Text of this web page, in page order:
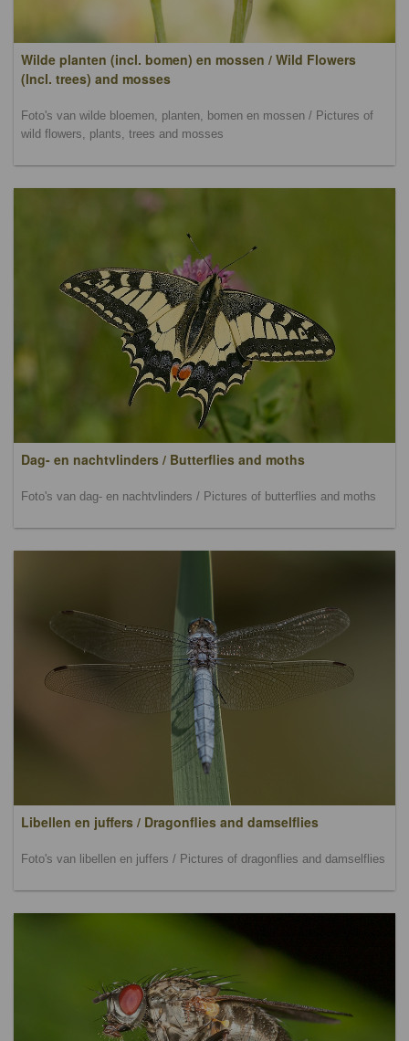
Wilde planten (incl. bomen) en mossen / Wild Flowers
(lncl. trees) and mosses
Foto's van wilde bloemen, planten, bomen en mossen / Pictures of
wild flowers, plants, trees and mosses
Dag- en nachtvlinders / Butterflies and moths
Foto's van dag- en nachtvlinders / Pictures of butterflies and moths
Libellen en juffers / Dragonflies and damselflies
Foto's van libellen en juffers / Pictures of dragonflies and damselflies